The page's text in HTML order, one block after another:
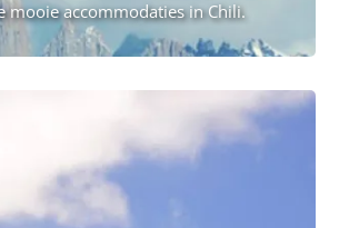
mooie accommodaties in Chili.